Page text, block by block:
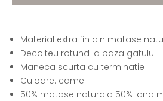
Material extra fin din matase
Decolteu rotund la baza gatului
Maneca scurta cu terminatie
Culoare: camel
50% matase naturala 50% lana